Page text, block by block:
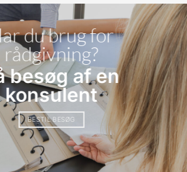
du brug for
rådgivning?
besøg af en
konsulent
BESTIL BESØG